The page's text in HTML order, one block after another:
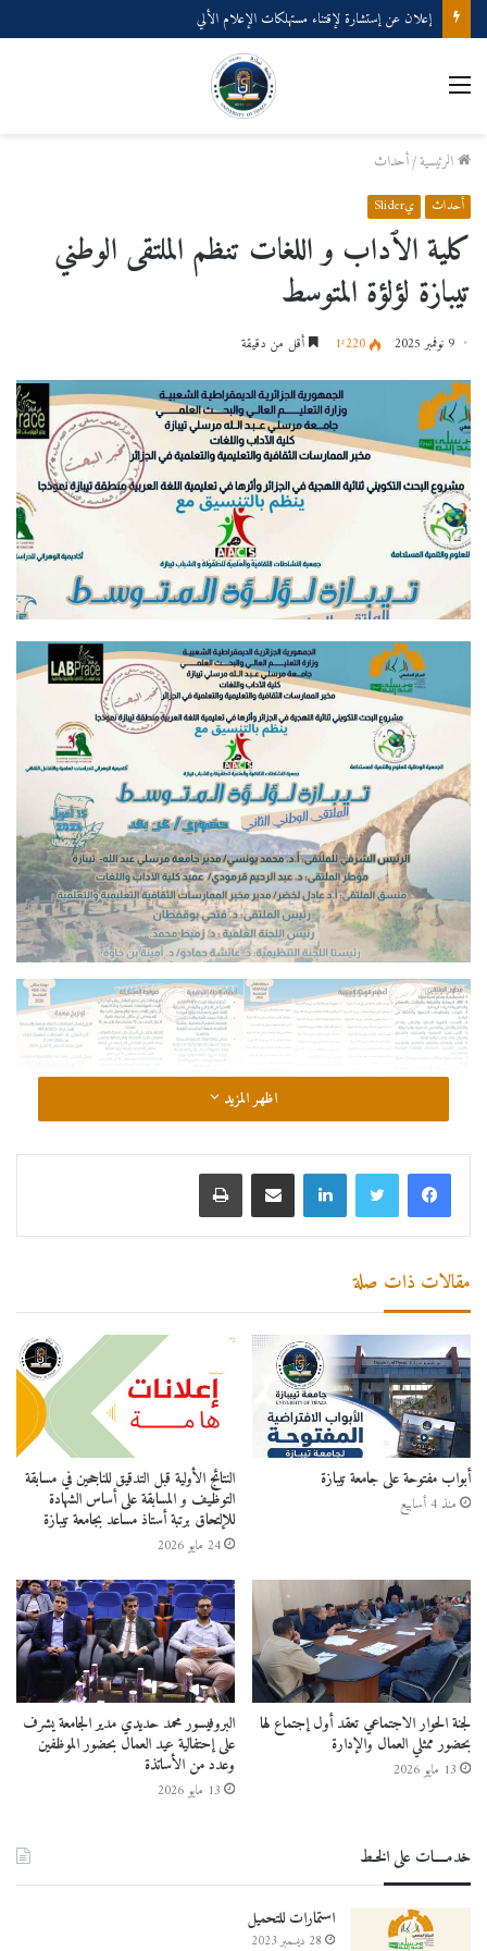
إعلان عن إستشارة لإقتناء مستهلكات الإعلام الألي
القائمة
الرئيسية/أحداث
أحداث يSlider
كلية الٱداب و اللغات تنظم الملتقى الوطني
تيبازة لؤلؤة المتوسط
9 نوفمبر 2025 1٬220 أقل من دقيقة
اظهر المزيد
لينكدإن مشاركة عبر البريد طباعة
مقالات ذات صلة
أبواب مفتوحة على جامعة تيبازة
منذ 4 أسابيع
النتائج الأولية قبل التدقيق للناجحين في مسابقة
التوظيف و المسابقة على أساس الشهادة
للإلتحاق برتبة أستاذ مساعد بجامعة تيبازة
24 مايو 2026
لجنة الحوار الاجتماعي تعقد أول إجتماع لها
بحضور ممثلي العمال والإدارة
13 مايو 2026
البروفيسور محمد حديدي مدير الجامعة يشرف
على إحتفالية عيد العمال بحضور الموظفين
وعدد من الأساتذة
13 مايو 2026
خدمــــات على الخـط
استمارات للتحميل
28 ديسمبر 2023